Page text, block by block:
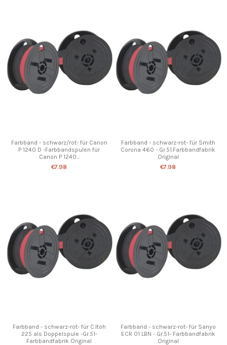
Farbband - schwarz/rot- für Canon
P 1240 D -Farbbandspulen für
Canon P 1240...
€7.98
Farbband - schwarz-rot- für Smith
Corona 460 - Gr.51.Farbbandfabrik
Original
€7.98
Farbband - schwarz-rot- für C.Itoh
225 als Doppelspule -Gr.51-
Farbbandfabrik Original
Farbband - schwarz-rot- für Sanyo
ECR 01 LBN - Gr.51- Farbbandfabrik
Original